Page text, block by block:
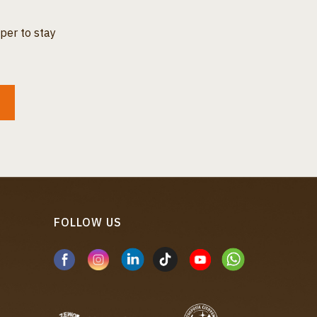
to stay
FOLLOW US